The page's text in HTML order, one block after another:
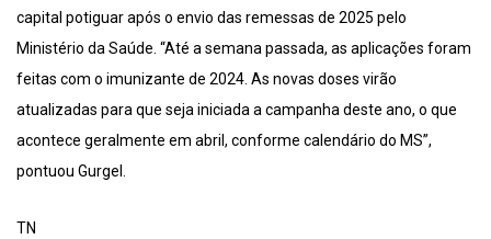
capital potiguar após o envio das remessas de 2025 pelo
Ministério da Saúde. “Até a semana passada, as aplicações foram
feitas com o imunizante de 2024. As novas doses virão
atualizadas para que seja iniciada a campanha deste ano, o que
acontece geralmente em abril, conforme calendário do MS”,
pontuou Gurgel.
TN